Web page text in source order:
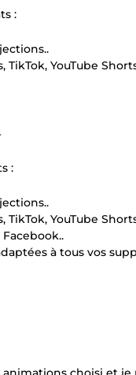
:
YouTube
:
YouTube
à tous vos